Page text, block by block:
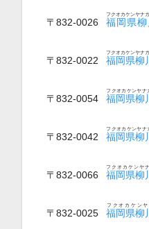
〒832-0026 福岡県
フクオカケンヤナ
〒832-0022 福岡県柳
フクオカケンヤナ
〒832-0054 福岡県柳
フクオカケンヤナ
〒832-0042 福岡県柳
フクオカケンヤナ
〒832-0066 福岡県柳
フクオカケンヤ
〒832-0025 福岡県柳
フクオカケン